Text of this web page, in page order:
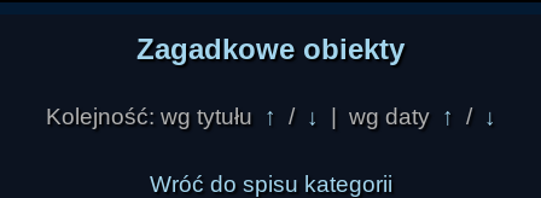
Zagadkowe obiekty
Kolejność: wg tytułu ↑ / ↓ | wg daty ↑ / ↓
Wróć do spisu kategorii